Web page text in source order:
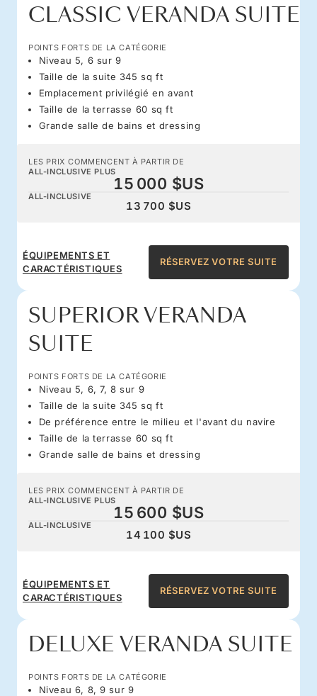
CLASSIC VERANDA SUITE
POINTS FORTS DE LA CATÉGORIE
Niveau 5, 6 sur 9
Taille de la suite 345 sq ft
Emplacement privilégié en avant
Taille de la terrasse 60 sq ft
Grande salle de bains et dressing
LES PRIX COMMENCENT À PARTIR DE
ALL-INCLUSIVE PLUS
15 000 $US
ALL-INCLUSIVE
13 700 $US
ÉQUIPEMENTS ET
CARACTÉRISTIQUES
RÉSERVEZ VOTRE SUITE
SUPERIOR VERANDA
SUITE
POINTS FORTS DE LA CATÉGORIE
Niveau 5, 6, 7, 8 sur 9
Taille de la suite 345 sq ft
De préférence entre le milieu et l'avant du navire
Taille de la terrasse 60 sq ft
Grande salle de bains et dressing
LES PRIX COMMENCENT À PARTIR DE
ALL-INCLUSIVE PLUS
15 600 $US
ALL-INCLUSIVE
14 100 $US
ÉQUIPEMENTS ET
CARACTÉRISTIQUES
RÉSERVEZ VOTRE SUITE
DELUXE VERANDA SUITE
POINTS FORTS DE LA CATÉGORIE
Niveau 6, 8, 9 sur 9